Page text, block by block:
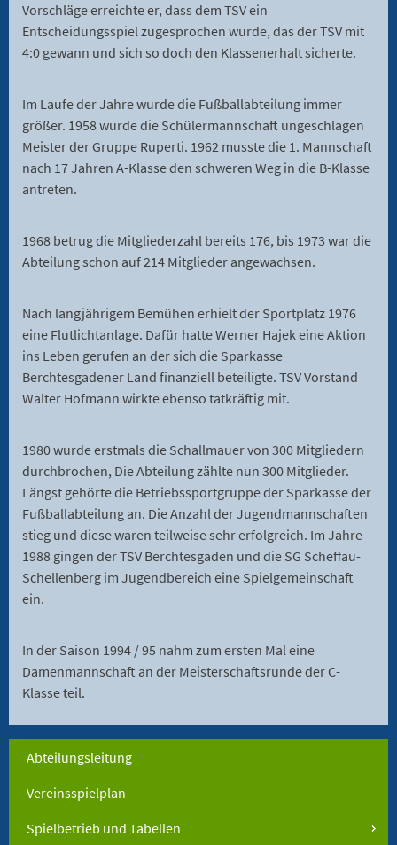
Vorschläge erreichte er, dass dem TSV ein
Entscheidungsspiel zugesprochen wurde, das der TSV mit
4:0 gewann und sich so doch den Klassenerhalt sicherte.
Im Laufe der Jahre wurde die Fußballabteilung immer
größer. 1958 wurde die Schülermannschaft ungeschlagen
Meister der Gruppe Ruperti. 1962 musste die 1. Mannschaft
nach 17 Jahren A-Klasse den schweren Weg in die B-Klasse
antreten.
1968 betrug die Mitgliederzahl bereits 176, bis 1973 war die
Abteilung schon auf 214 Mitglieder angewachsen.
Nach langjährigem Bemühen erhielt der Sportplatz 1976
eine Flutlichtanlage. Dafür hatte Werner Hajek eine Aktion
ins Leben gerufen an der sich die Sparkasse
Berchtesgadener Land finanziell beteiligte. TSV Vorstand
Walter Hofmann wirkte ebenso tatkräftig mit.
1980 wurde erstmals die Schallmauer von 300 Mitgliedern
durchbrochen, Die Abteilung zählte nun 300 Mitglieder.
Längst gehörte die Betriebssportgruppe der Sparkasse der
Fußballabteilung an. Die Anzahl der Jugendmannschaften
stieg und diese waren teilweise sehr erfolgreich. Im Jahre
1988 gingen der TSV Berchtesgaden und die SG Scheffau-
Schellenberg im Jugendbereich eine Spielgemeinschaft
ein.
In der Saison 1994 / 95 nahm zum ersten Mal eine
Damenmannschaft an der Meisterschaftsrunde der C-
Klasse teil.
Abteilungsleitung
Vereinsspielplan
Spielbetrieb und Tabellen